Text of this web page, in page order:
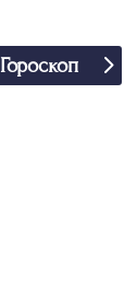
Гороскоп